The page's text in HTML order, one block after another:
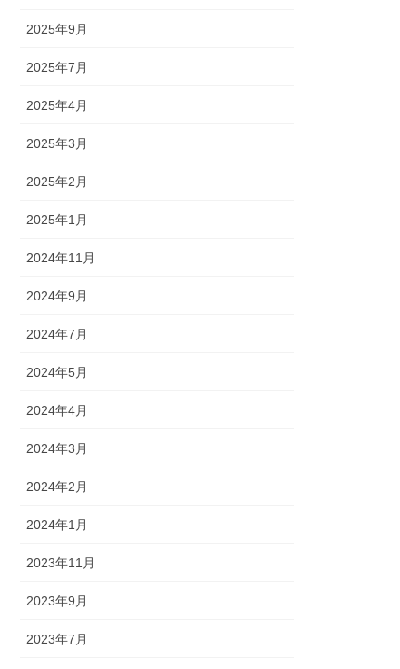
2025年9月
2025年7月
2025年4月
2025年3月
2025年2月
2025年1月
2024年11月
2024年9月
2024年7月
2024年5月
2024年4月
2024年3月
2024年2月
2024年1月
2023年11月
2023年9月
2023年7月